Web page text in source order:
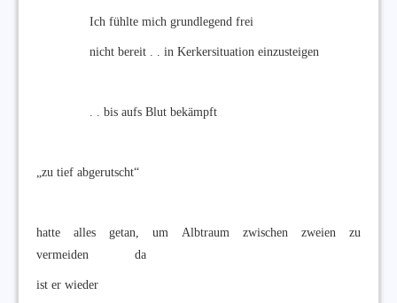
Ich fühlte mich grundlegend frei
nicht bereit . . in Kerkersituation einzusteigen
. . bis aufs Blut bekämpft
„zu tief abgerutscht“
hatte alles getan, um Albtraum zwischen zweien zu
vermeiden da
ist er wieder